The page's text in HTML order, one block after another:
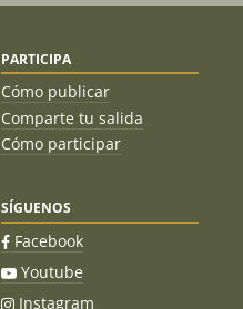
PARTICIPA
Cómo publicar
Comparte tu salida
Cómo participar
SÍGUENOS
Facebook
Youtube
Instagram